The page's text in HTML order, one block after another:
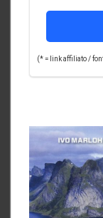
(* = link affiliato /